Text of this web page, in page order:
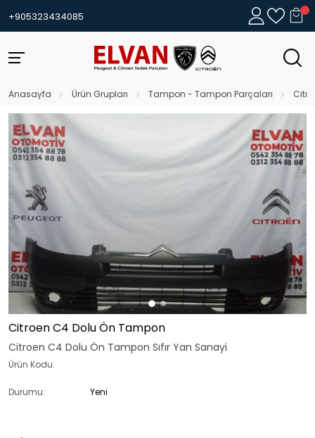
+905323434085
Anasayfa Ürün Grupları Tampon - Tampon Parçaları
Citroen C4 Dolu Ön Tampon
Citroen C4 Dolu Ön Tampon Sıfır Yan Sanayi
Ürün Kodu:
Durumu: Yeni